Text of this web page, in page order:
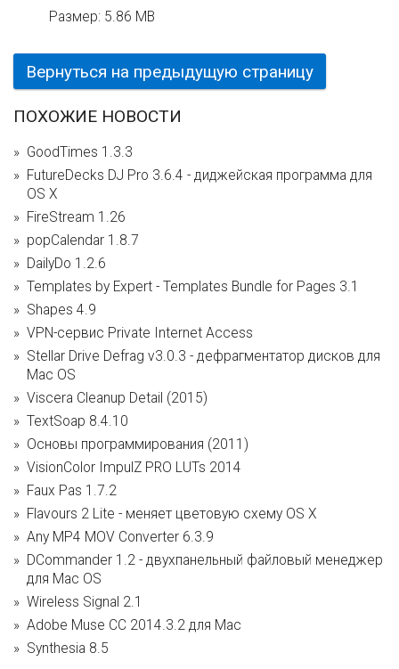
Размер: 5.86 MB
Вернуться на предыдущую страницу
ПОХОЖИЕ НОВОСТИ
GoodTimes 1.3.3
FutureDecks DJ Pro 3.6.4 - диджейская программа для
OS X
FireStream 1.26
popCalendar 1.8.7
DailyDo 1.2.6
Templates by Expert - Templates Bundle for Pages 3.1
Shapes 4.9
VPN-сервис Private Internet Access
Stellar Drive Defrag v3.0.3 - дефрагментатор дисков для
Mac OS
Viscera Cleanup Detail (2015)
TextSoap 8.4.10
Основы программирования (2011)
VisionColor ImpulZ PRO LUTs 2014
Faux Pas 1.7.2
Flavours 2 Lite - меняет цветовую схему OS X
Any MP4 MOV Converter 6.3.9
DCommander 1.2 - двухпанельный файловый менеджер
для Mac OS
Wireless Signal 2.1
Adobe Muse CC 2014.3.2 для Mac
Synthesia 8.5